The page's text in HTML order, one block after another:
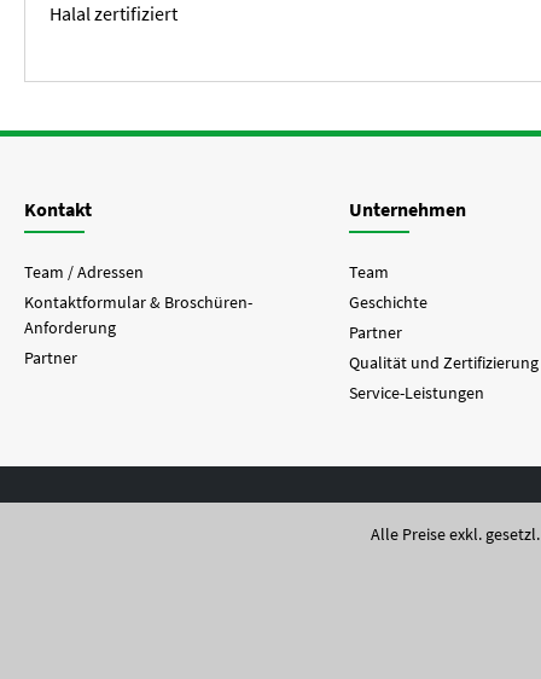
Halal zertifiziert
Kontakt
Team / Adressen
Kontaktformular & Broschüren-
Anforderung
Partner
Unternehmen
Team
Geschichte
Partner
Qualität und Zertifizierung
Service-Leistungen
Alle Preise exkl.